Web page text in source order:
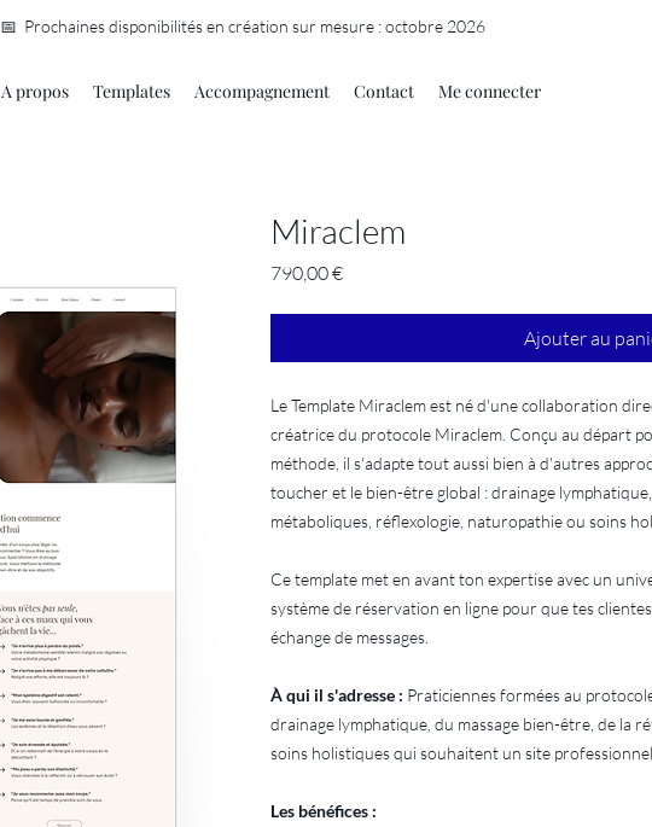
A propos Templates Accompagnement Contact Me connecter
📅 Prochaines disponibilités en création sur mesure : octobre 2026
Miraclem
790,00 €Prix
Ajouter au
Le Template Miraclem est né d'une collaboration
créatrice du protocole Miraclem. Conçu au départ
méthode, il s'adapte tout aussi bien à d'autres
toucher et le bien-être global : drainage
métaboliques, réflexologie, naturopathie ou soins
Ce template met en avant ton expertise avec un
système de réservation en ligne pour que tes
échange de messages.
À qui il s'adresse : Praticiennes formées au
drainage lymphatique, du massage bien-être, de la
soins holistiques qui souhaitent un site
Les bénéfices :